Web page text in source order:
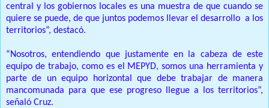
central y los gobiernos locales es una muestra de que cuando se
quiere se puede, de que juntos podemos llevar el desarrollo a los
territorios”, destacó.
“Nosotros, entendiendo que justamente en la cabeza de este
equipo de trabajo, como es el MEPYD, somos una herramienta y
parte de un equipo horizontal que debe trabajar de manera
mancomunada para que ese progreso llegue a los territorios”,
señaló Cruz.